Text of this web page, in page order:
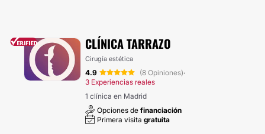
CLÍNICA TARRAZO
Cirugía estética
4.9 (8 Opiniones)·
3 Experiencias reales
1 clínica en Madrid
Opciones de financiación
Primera visita gratuita